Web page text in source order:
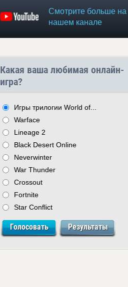
Смотрите больше на
нашем канале
Какая ваша любимая онлайн-
игра?
Игры трилогии World of...
Warface
Lineage 2
Black Desert Online
Neverwinter
War Thunder
Crossout
Fortnite
Star Conflict